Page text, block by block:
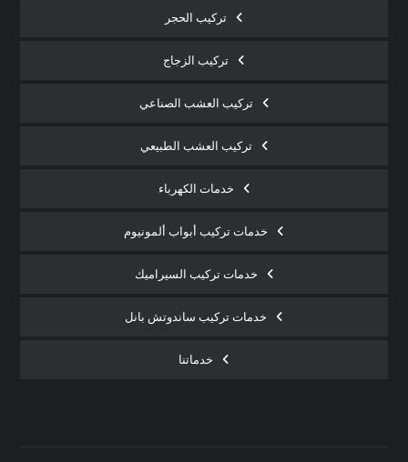
تركيب الحجر
تركيب الزجاج
تركيب العشب الصناعي
تركيب العشب الطبيعي
خدمات الكهرباء
خدمات تركيب أبواب ألمونيوم
خدمات تركيب السيراميك
خدمات تركيب ساندوتش بانل
خدماتنا